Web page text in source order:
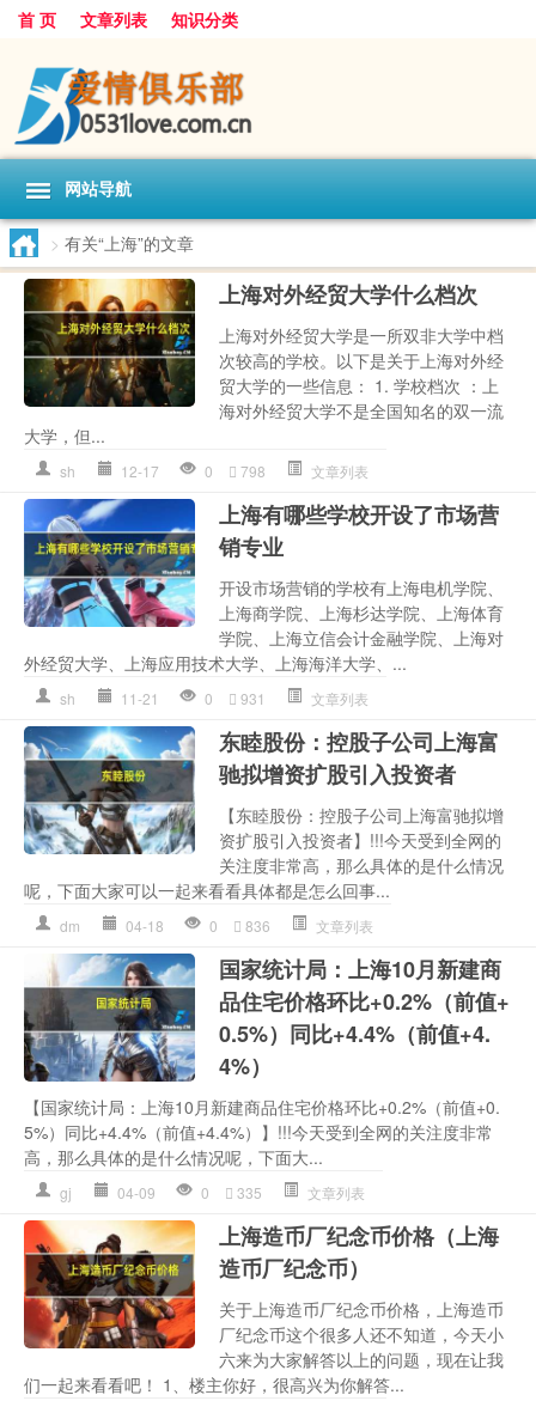
首 页 文章列表 知识分类
网站导航
> 有关“上海”的文章
上海对外经贸大学什么档次
上海对外经贸大学是一所双非大学中档
次较高的学校。以下是关于上海对外经
贸大学的一些信息： 1. 学校档次 ：上
海对外经贸大学不是全国知名的双一流
大学，但...
sh 12-17 0 798 文章列表
上海有哪些学校开设了市场营
销专业
开设市场营销的学校有上海电机学院、
上海商学院、上海杉达学院、上海体育
学院、上海立信会计金融学院、上海对
外经贸大学、上海应用技术大学、上海海洋大学、...
sh 11-21 0 931 文章列表
东睦股份：控股子公司上海富
驰拟增资扩股引入投资者
【东睦股份：控股子公司上海富驰拟增
资扩股引入投资者】!!!今天受到全网的
关注度非常高，那么具体的是什么情况
呢，下面大家可以一起来看看具体都是怎么回事...
dm 04-18 0 836 文章列表
国家统计局：上海10月新建商
品住宅价格环比+0.2%（前值+
0.5%）同比+4.4%（前值+4.
4%）
【国家统计局：上海10月新建商品住宅价格环比+0.2%（前值+0.
5%）同比+4.4%（前值+4.4%）】!!!今天受到全网的关注度非常
高，那么具体的是什么情况呢，下面大...
gj 04-09 0 335 文章列表
上海造币厂纪念币价格（上海
造币厂纪念币）
关于上海造币厂纪念币价格，上海造币
厂纪念币这个很多人还不知道，今天小
六来为大家解答以上的问题，现在让我
们一起来看看吧！ 1、楼主你好，很高兴为你解答...